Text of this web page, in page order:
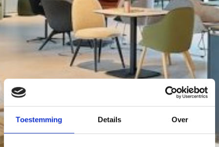
Toestemming Details Over